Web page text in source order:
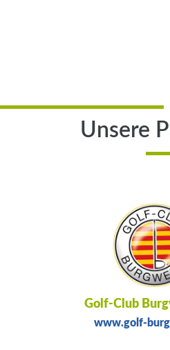
Unsere
Golf-Club
www.golf-